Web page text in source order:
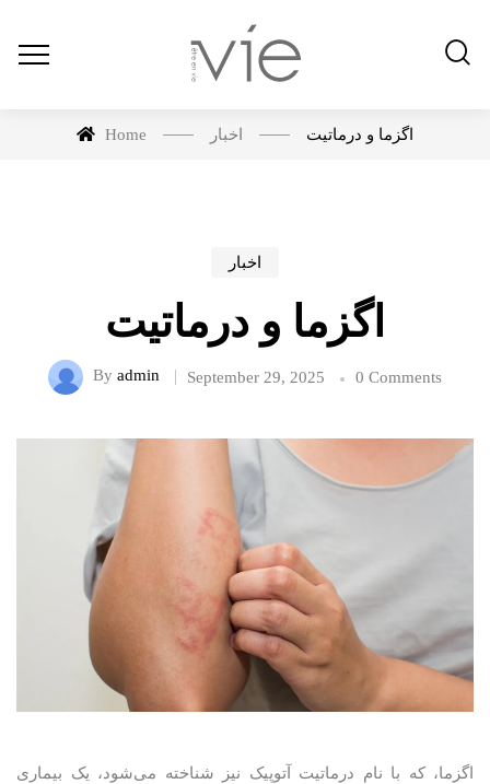
Home اخبار اگزما و درماتیت
اخبار
اگزما و درماتیت
By admin September 29, 2025 0 Comments
اگزما، که با نام درماتیت آتوپیک نیز شناخته می‌شود، یک بیماری